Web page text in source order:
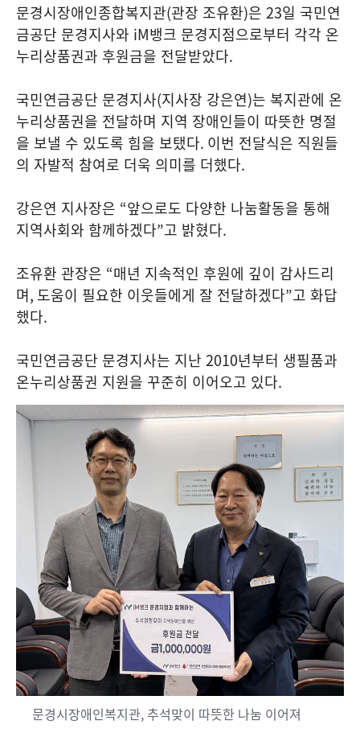
문경시장애인종합복지관(관장 조유환)은 23일 국민연
금공단 문경지사와 iM뱅크 문경지점으로부터 각각 온
누리상품권과 후원금을 전달받았다.
국민연금공단 문경지사(지사장 강은연)는 복지관에 온
누리상품권을 전달하며 지역 장애인들이 따뜻한 명절
을 보낼 수 있도록 힘을 보탰다. 이번 전달식은 직원들
의 자발적 참여로 더욱 의미를 더했다.
강은연 지사장은 “앞으로도 다양한 나눔활동을 통해
지역사회와 함께하겠다”고 밝혔다.
조유환 관장은 “매년 지속적인 후원에 깊이 감사드리
며, 도움이 필요한 이웃들에게 잘 전달하겠다”고 화답
했다.
국민연금공단 문경지사는 지난 2010년부터 생필품과
온누리상품권 지원을 꾸준히 이어오고 있다.
문경시장애인복지관, 추석맞이 따뜻한 나눔 이어져